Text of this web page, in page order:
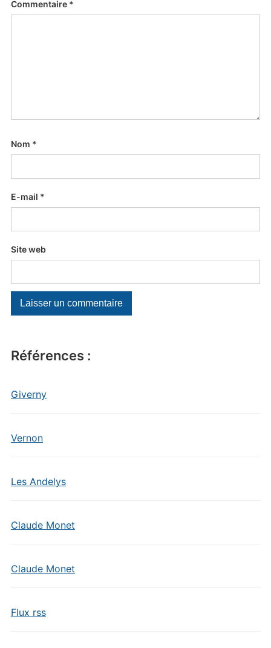
Références :
Giverny
Vernon
Les Andelys
Claude Monet
Claude Monet
Flux rss
Commentaire *
Nom *
E-mail *
Site web